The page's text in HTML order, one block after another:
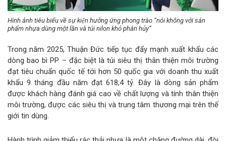
Hình ảnh tiêu biểu về sự kiện hưởng ứng phong trào “nói không với sản
phẩm nhựa dùng một lần và túi nilon khó phân hủy”
Trong năm 2025, Thuận Đức tiếp tục đẩy mạnh xuất khẩu các
dòng bao bì PP – đặc biệt là túi siêu thị thân thiện môi trường
đạt tiêu chuẩn quốc tế tới hơn 50 quốc gia với doanh thu xuất
khẩu 9 tháng đầu năm đạt 618,4 tỷ. Đây là dòng sản phẩm
được khách hàng đánh giá cao về chất lượng và tính thân thiện
môi trường, được các siêu thị và trung tâm thương mại trên thế
giới tin dùng.